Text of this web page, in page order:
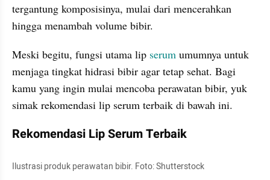
tergantung komposisinya, mulai dari mencerahkan
hingga menambah volume bibir.
Meski begitu, fungsi utama lip serum umumnya untuk
menjaga tingkat hidrasi bibir agar tetap sehat. Bagi
kamu yang ingin mulai mencoba perawatan bibir, yuk
simak rekomendasi lip serum terbaik di bawah ini.
Rekomendasi Lip Serum Terbaik
Ilustrasi produk perawatan bibir. Foto: Shutterstock